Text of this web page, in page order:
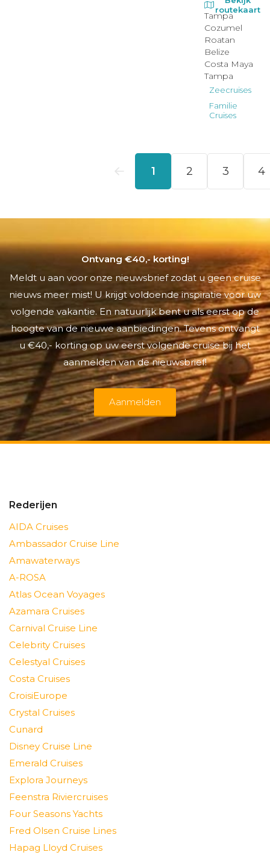
Ontvang €40,- korting!
Meldt u aan voor onze nieuwsbrief zodat u geen cruise
nieuws meer mist! U krijgt voldoende inspiratie voor uw
volgende vakantie. En natuurlijk bent u als eerst op de
hoogte van de nieuwe aanbiedingen. Tevens ontvangt
u €40,- korting op uw eerst volgende cruise bij het
aanmelden van de nieuwsbrief!
Aanmelden
Rederijen
AIDA Cruises
Ambassador Cruise Line
Amawaterways
A-ROSA
Atlas Ocean Voyages
Azamara Cruises
Carnival Cruise Line
Celebrity Cruises
Celestyal Cruises
Costa Cruises
CroisiEurope
Crystal Cruises
Cunard
Disney Cruise Line
Emerald Cruises
Explora Journeys
Feenstra Riviercruises
Four Seasons Yachts
Fred Olsen Cruise Lines
Hapag Lloyd Cruises